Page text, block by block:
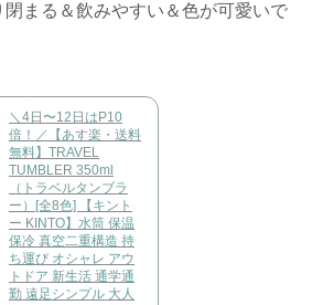
閉まる＆飲みやすい＆色が可愛いで
＼4日〜12日はP10
倍！／【あす楽・送料
無料】TRAVEL
TUMBLER 350ml
（トラベルタンブラ
ー）[全8色] 【キント
ー KINTO】水筒 保温
保冷 真空二重構造 持
ち運び オシャレ アウ
トドア 新生活 通学通
勤 遠足シンプル 大人